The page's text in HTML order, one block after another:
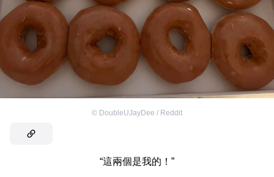
© DoubleUJayDee / Reddit
“這兩個是我的！”